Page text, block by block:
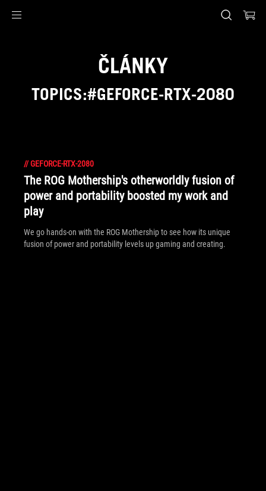
ČLÁNKY
TOPICS:#GEFORCE-RTX-2080
//GEFORCE-RTX-2080
The ROG Mothership's otherworldly fusion of
power and portability boosted my work and
play
We go hands-on with the ROG Mothership to see how its unique
fusion of power and portability levels up gaming and creating.